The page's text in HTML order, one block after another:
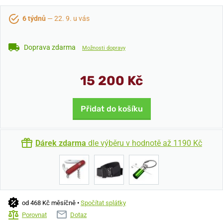
6 týdnů — 22. 9. u vás
Doprava zdarma Možnosti dopravy
15 200 Kč
Přidat do košíku
Dárek zdarma dle výběru v hodnotě až 1190 Kč
od 468 Kč měsíčně • Spočítat splátky
Porovnat
Dotaz